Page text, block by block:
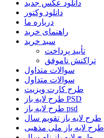
دانلود عکس جدید
دانلود وکتور
درباره ما
راهنمای خرید
سبد خرید
تأیید پرداخت
تراکنش ناموفق
سوالات متداول
سوالات متداول
طرح کارت ویزیت
طرح لایه باز PSD
طرح لایه باز psd
طرح لایه باز تقویم سال
طرح لایه باز ملی مذهبی